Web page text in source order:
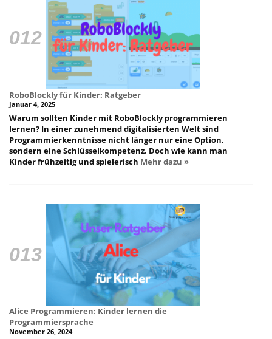
RoboBlockly für Kinder: Ratgeber
Januar 4, 2025
Warum sollten Kinder mit RoboBlockly programmieren
lernen? In einer zunehmend digitalisierten Welt sind
Programmierkenntnisse nicht länger nur eine Option,
sondern eine Schlüsselkompetenz. Doch wie kann man
Kinder frühzeitig und spielerisch Mehr dazu »
Alice Programmieren: Kinder lernen die
Programmiersprache
November 26, 2024